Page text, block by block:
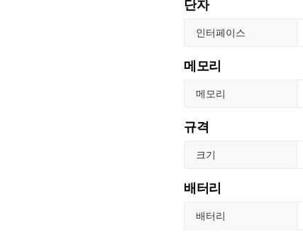
단자
인터페이스
메모리
메모리
규격
크기
배터리
배터리